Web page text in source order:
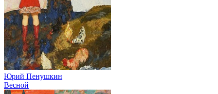
Юрий Пенушкин
Весной